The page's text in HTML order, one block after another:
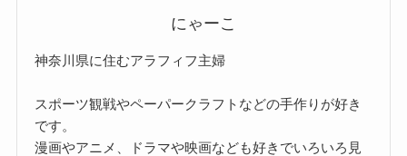
にゃーこ
神奈川県に住むアラフィフ主婦
スポーツ観戦やペーパークラフトなどの手作りが好き
です。
漫画やアニメ、ドラマや映画なども好きでいろいろ見